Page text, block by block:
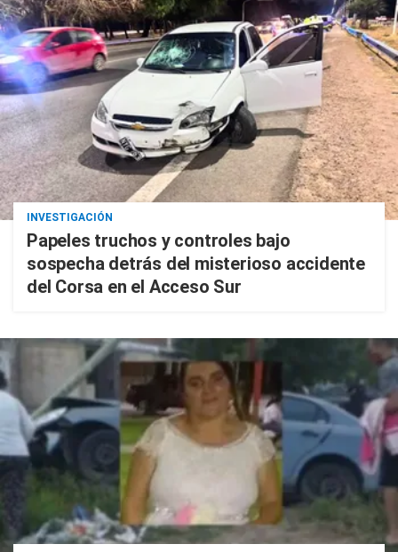
INVESTIGACIÓN
Papeles truchos y controles bajo
sospecha detrás del misterioso accidente
del Corsa en el Acceso Sur